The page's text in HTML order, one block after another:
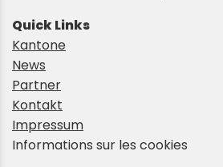
Quick Links
Kantone
News
Partner
Kontakt
Impressum
Informations sur les cookies